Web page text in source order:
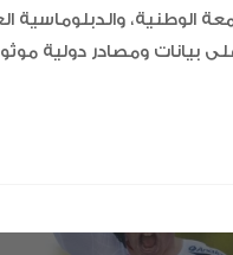
الوطنية،
بيانات ومصادر دولية